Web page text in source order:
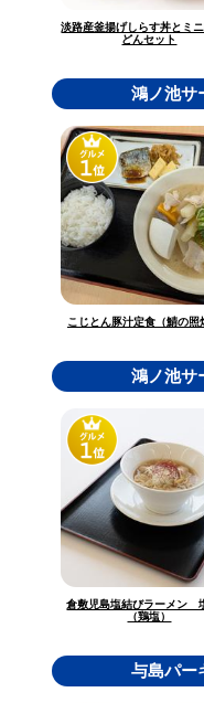
淡路産釜揚げしらす丼とミ
どんセット
鴻ノ池サ
こじとん豚汁定食（鯖の照
鴻ノ池サ
倉敷児島塩結びラーメン
（鶏塩）
与島パー